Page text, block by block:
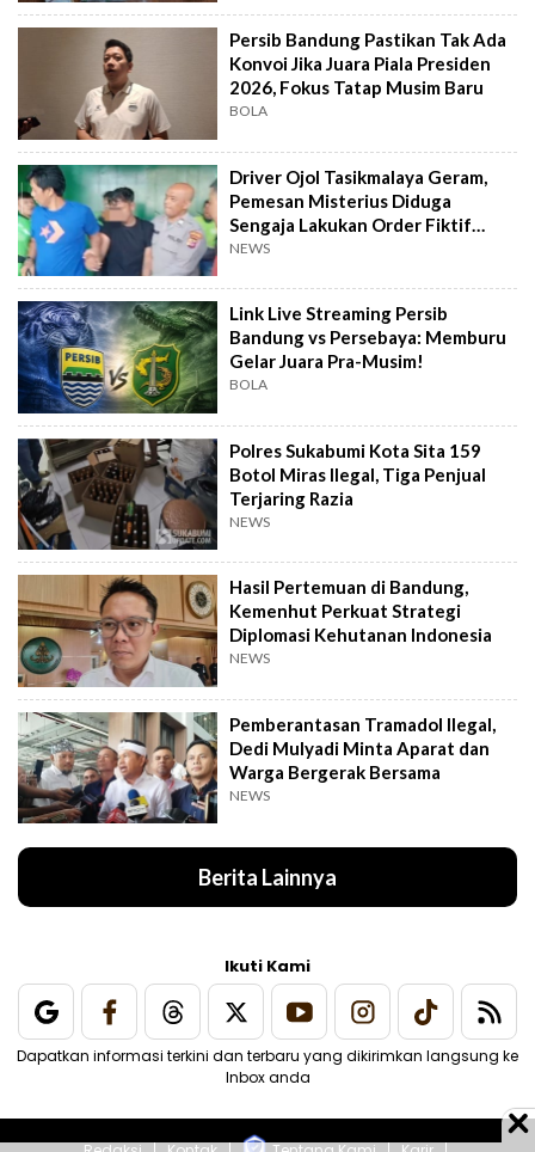
Persib Bandung Pastikan Tak Ada
Konvoi Jika Juara Piala Presiden
2026, Fokus Tatap Musim Baru
BOLA
Driver Ojol Tasikmalaya Geram,
Pemesan Misterius Diduga
Sengaja Lakukan Order Fiktif
Berulang
NEWS
Link Live Streaming Persib
Bandung vs Persebaya: Memburu
Gelar Juara Pra-Musim!
BOLA
Polres Sukabumi Kota Sita 159
Botol Miras Ilegal, Tiga Penjual
Terjaring Razia
NEWS
Hasil Pertemuan di Bandung,
Kemenhut Perkuat Strategi
Diplomasi Kehutanan Indonesia
NEWS
Pemberantasan Tramadol Ilegal,
Dedi Mulyadi Minta Aparat dan
Warga Bergerak Bersama
NEWS
Berita Lainnya
Ikuti Kami
Dapatkan informasi terkini dan terbaru yang dikirimkan langsung ke
Inbox anda